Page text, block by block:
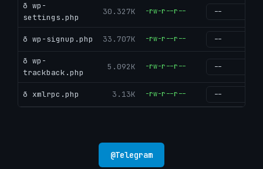
ð wp-
settings.php
30.327K -rw-r--r--
ð wp-signup.php 33.707K -rw-r--r--
ð wp-
trackback.php
5.092K -rw-r--r--
ð xmlrpc.php 3.13K -rw-r--r--
@Telegram